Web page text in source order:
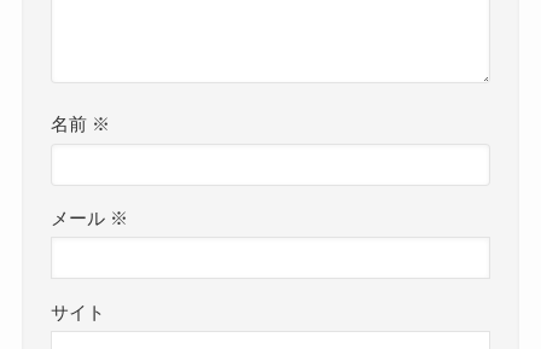
名前 ※
メール ※
サイト